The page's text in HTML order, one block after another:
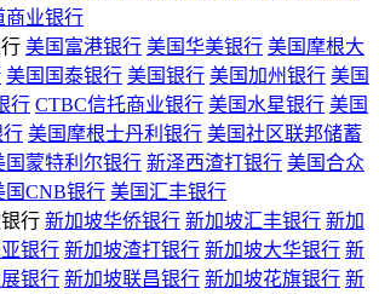
商业银行
美国富港银行 美国华美银行 美国摩根大
美国国泰银行 美国银行 美国加州银行 美国
行 CTBC信托商业银行 美国水星银行 美国
行 美国摩根士丹利银行 美国社区联邦储蓄
国蒙特利尔银行 新泽西渣打银行 美国合众
国CNB银行 美国汇丰银行
行 新加坡华侨银行 新加坡汇丰银行 新加
银行 新加坡渣打银行 新加坡大华银行 新
银行 新加坡联昌银行 新加坡花旗银行 新